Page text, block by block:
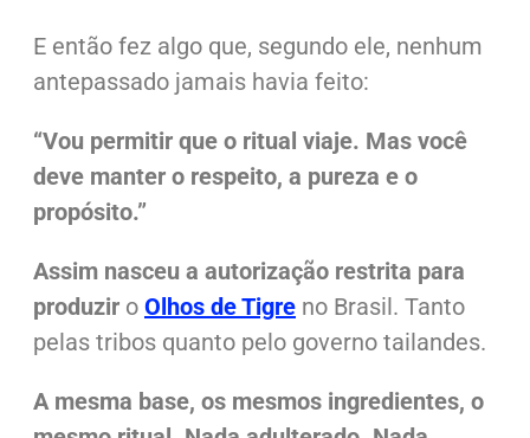
E então fez algo que, segundo ele, nenhum
antepassado jamais havia feito:
“Vou permitir que o ritual viaje. Mas você
deve manter o respeito, a pureza e o
propósito.”
Assim nasceu a autorização restrita para
produzir o Olhos de Tigre no Brasil. Tanto
pelas tribos quanto pelo governo tailandes.
A mesma base, os mesmos ingredientes, o